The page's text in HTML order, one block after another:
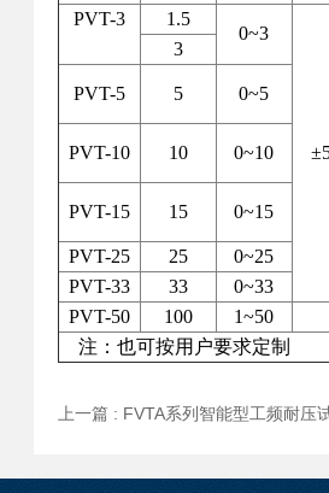
PVT-3
1.5
0~3
3
PVT-5 5 0~5
PVT-10 10 0~10
PVT-15 15 0~15
PVT-25 25
0~25
PVT-33
33
0~33
PVT-50
100
1~50
注：也可按用户要求定制
上一篇 : FVTA系列智能型工频耐压